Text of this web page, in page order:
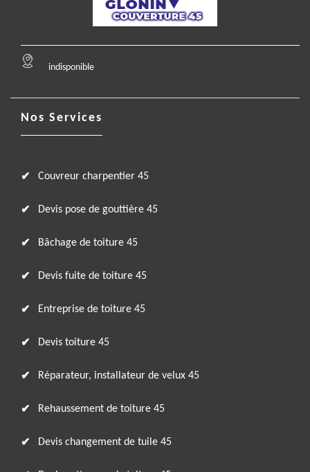
indisponible
Nos Services
Couvreur charpentier 45
Devis pose de gouttière 45
Bâchage de toiture 45
Devis fuite de toiture 45
Entreprise de toiture 45
Devis toiture 45
Réparateur, installateur de velux 45
Rehaussement de toiture 45
Devis changement de tuile 45